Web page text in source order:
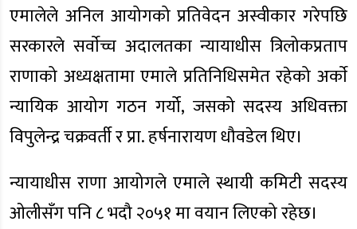
एमालेले अनिल आयोगको प्रतिवेदन अस्वीकार गरेपछि
सरकारले सर्वाेच्च अदालतका न्यायाधीस त्रिलोकप्रताप
राणाको अध्यक्षतामा एमाले प्रतिनिधिसमेत रहेको अर्काे
न्यायिक आयोग गठन गर्यो, जसको सदस्य अधिवक्ता
विपुलेन्द्र चक्रवर्ती र प्रा. हर्षनारायण धौवडेल थिए।
न्यायाधीस राणा आयोगले एमाले स्थायी कमिटी सदस्य
ओलीसँग पनि ८ भदौ २०५१ मा वयान लिएको रहेछ।